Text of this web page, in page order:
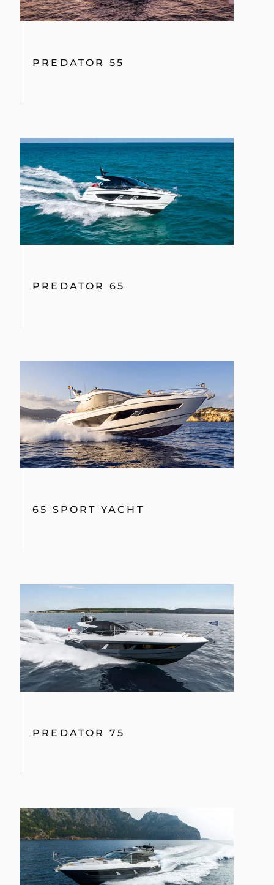
PREDATOR 55
PREDATOR 65
65 SPORT YACHT
PREDATOR 75